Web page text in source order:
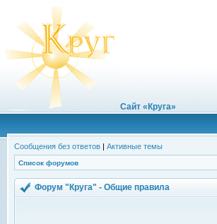
Сайт «Круга»
Сообщения без ответов | Активные темы
Список форумов
Форум "Круга" - Общие правила